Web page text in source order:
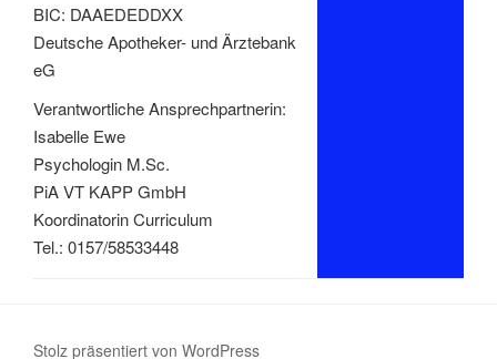
BIC: DAAEDEDDXX
Deutsche Apotheker- und Ärztebank
eG
Verantwortliche Ansprechpartnerin:
Isabelle Ewe
Psychologin M.Sc.
PiA VT KAPP GmbH
Koordinatorin Curriculum
Tel.: 0157/58533448
Stolz präsentiert von WordPress